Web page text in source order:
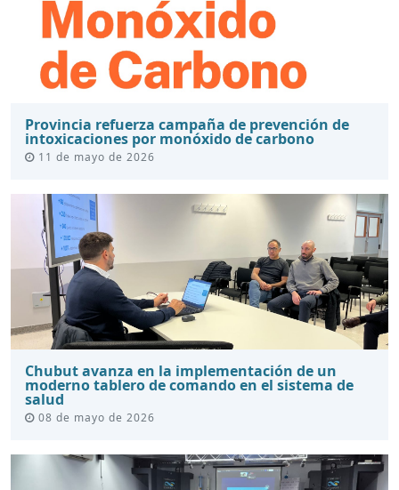
Provincia refuerza campaña de prevención de
intoxicaciones por monóxido de carbono
11 de mayo de 2026
Chubut avanza en la implementación de un
moderno tablero de comando en el sistema de
salud
08 de mayo de 2026